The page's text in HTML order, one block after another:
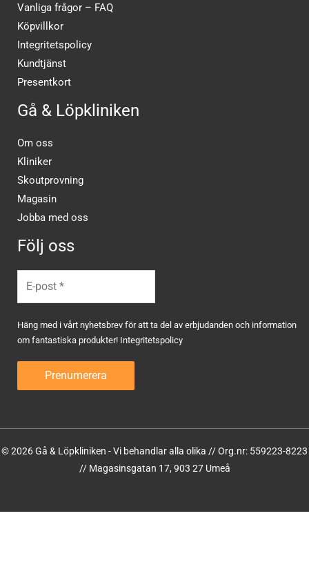
Vanliga frågor – FAQ
Köpvillkor
Integritetspolicy
Kundtjänst
Presentkort
Gå & Löpkliniken
Om oss
Kliniker
Skoutprovning
Magasin
Jobba med oss
Följ oss
Häng med i vårt nyhetsbrev för att ta del av erbjudanden och information
om fantastiska produkter! Integritetspolicy
© 2026 Gå & Löpkliniken - Vi behandlar alla olika // Org.nr: 559223-8223
// Magasinsgatan 17, 903 27 Umeå